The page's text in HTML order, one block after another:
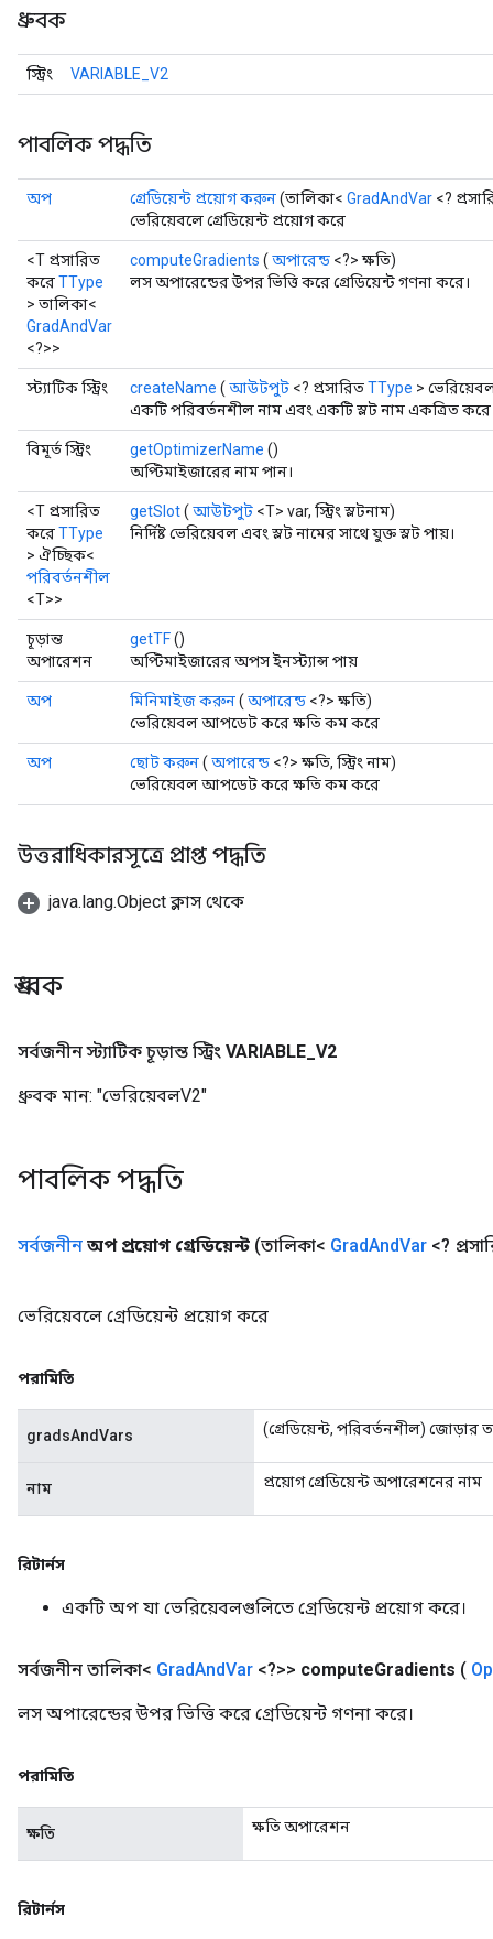
ধ্রুবক
স্ট্রিং VARIABLE_V2
পাবলিক পদ্ধতি
অপ গ্রেডিয়েন্ট প্রয়োগ করুন(তালিকা< GradAndVar <?
ভেরিয়েবলে গ্রেডিয়েন্ট প্রয়োগ করে
<T প্রসারিত
করেTType
> তালিকা<
GradAndVar
<?>>
computeGradients ( অপারেন্ড <?> ক্ষতি)
লস অপারেন্ডের উপর ভিত্তি করে গ্রেডিয়েন্ট গণনা করে।
স্ট্যাটিক স্ট্রিং createName ( আউটপুট <? প্রসারিতTType >
একটি পরিবর্তনশীল নাম এবং একটি স্লট নাম একত্রিত
বিমূর্ত স্ট্রিং getOptimizerName ()
অপ্টিমাইজারের নাম পান।
<T প্রসারিত
করেTType
> ঐচ্ছিক<
পরিবর্তনশীল
<T>>
getSlot( আউটপুট <T> var, স্ট্রিং স্লটনাম)
নির্দিষ্ট ভেরিয়েবল এবং স্লট নামের সাথে যুক্ত স্লট পায়।
চূড়ান্ত
অপারেশন
getTF()
অপ্টিমাইজারের অপস ইনস্ট্যান্স পায়
অপ মিনিমাইজ করুন( অপারেন্ড <?> ক্ষতি)
ভেরিয়েবল আপডেট করে ক্ষতি কম করে
অপ ছোট করুন( অপারেন্ড <?> ক্ষতি, স্ট্রিং নাম)
ভেরিয়েবল আপডেট করে ক্ষতি কম করে
উত্তরাধিকারসূত্রে প্রাপ্ত পদ্ধতি
java.lang.Object ক্লাস থেকে
ধ্রুবক
সর্বজনীন স্ট্যাটিক চূড়ান্ত স্ট্রিং VARIABLE V2
ধ্রুবক মান: "ভেরিয়েবলV2"
পাবলিক পদ্ধতি
সর্বজনীন অপ প্রয়োগ গ্রেডিয়েন্ট (তালিকা< GradAndVar <?
ভেরিয়েবলে গ্রেডিয়েন্ট প্রয়োগ করে
পরামিতি
gradsAndVars (গ্রেডিয়েন্ট, পরিবর্তনশীল) জোড়ার
নাম প্রয়োগ গ্রেডিয়েন্ট অপারেশনের নাম
রিটার্নস
একটি অপ যা ভেরিয়েবলগুলিতে গ্রেডিয়েন্ট প্রয়োগ করে।
সর্বজনীন তালিকা< GradAndVar <?>> computeGradients (
লস অপারেন্ডের উপর ভিত্তি করে গ্রেডিয়েন্ট গণনা করে।
পরামিতি
ক্ষতি ক্ষতি অপারেশন
রিটার্নস